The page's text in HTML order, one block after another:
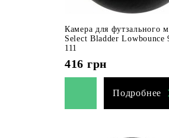
Камера для футзального
Select Bladder Lowbounce
111
416 грн
Подробнее